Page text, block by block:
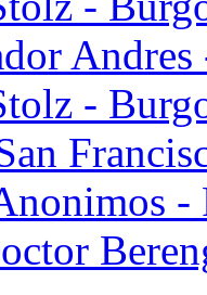
Andres
-